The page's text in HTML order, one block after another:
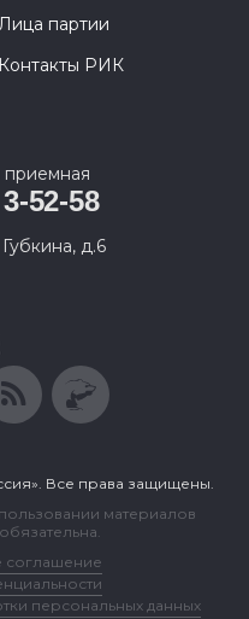
партии
Контакты РИК
52-58
д.6
Все права защищены.
материалов
соглашение
персональных данных